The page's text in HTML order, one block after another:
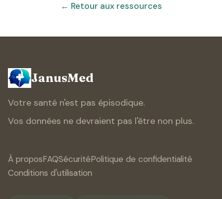
← Retour aux ressources
JanusMed
Votre santé n'est pas épisodique.
Vos données ne devraient pas l'être non plus.
À proposFAQSécuritéPolitique de confidentialité
Conditions d'utilisation